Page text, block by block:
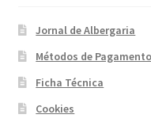
Jornal de Albergaria
Métodos de Pagamento
Ficha Técnica
Cookies